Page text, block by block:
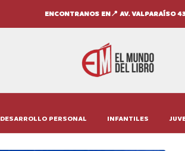
ENCONTRANOS EN📍 AV. VALPARAÍSO
DESARROLLO PERSONAL INFANTILES